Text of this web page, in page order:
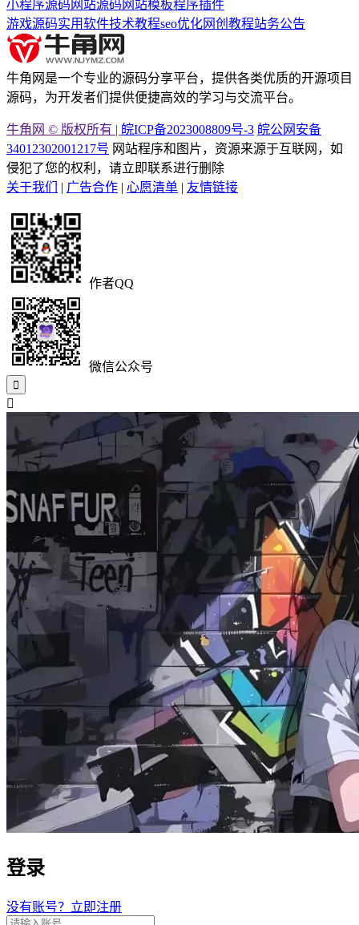
小程序源码 网站源码 网站模板程序插件
游戏源码实用软件技术教程seo优化网创教程站务公告
牛角网是一个专业的源码分享平台，提供各类优质的开源项目
源码，为开发者们提供便捷高效的学习与交流平台。
牛角网 © 版权所有 | 皖ICP备2023008809号-3 皖公网安备
34012302001217号 网站程序和图片，资源来源于互联网，如
侵犯了您的权利，请立即联系进行删除
关于我们
| 广告合作 | 心愿清单 | 友情链接
作者QQ
微信公众号
登录
没有账号？立即注册